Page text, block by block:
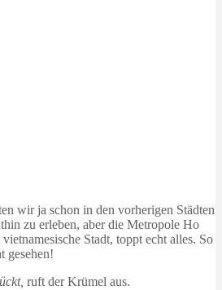
wir ja schon in den vorherigen Städten
zu erleben, aber die Metropole Ho
Stadt, toppt echt alles. So
gesehen!
ruft der Krümel aus.